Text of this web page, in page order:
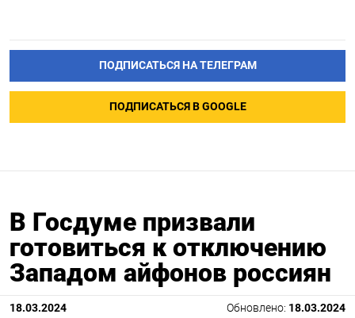
ПОДПИСАТЬСЯ НА ТЕЛЕГРАМ
ПОДПИСАТЬСЯ В GOOGLE
В Госдуме призвали
готовиться к отключению
Западом айфонов россиян
18.03.2024 Обновлено: 18.03.2024